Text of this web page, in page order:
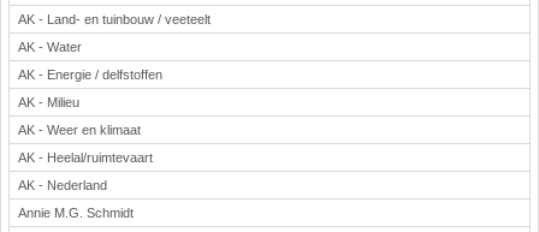
Natuurkunde
Nederlands
Rekenen
Scheikunde
Sport
Techniek
Verkeer
Wiskunde
AK - Land- en tuinbouw / veeteelt
AK - Water
AK - Energie / delfstoffen
AK - Milieu
AK - Weer en klimaat
AK - Heelal/ruimtevaart
AK - Nederland
Annie M.G. Schmidt